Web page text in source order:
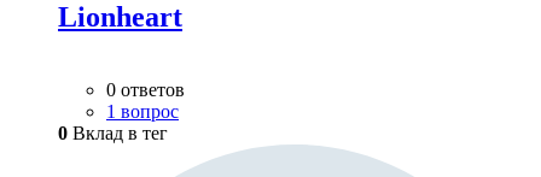
Lionheart
0 ответов
1 вопрос
0 Вклад в тег